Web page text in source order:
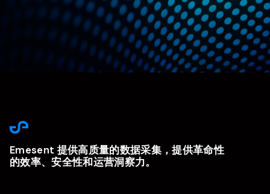
Emesent 提供高质量的数据采集，提供革命性
的效率、安全性和运营洞察力。